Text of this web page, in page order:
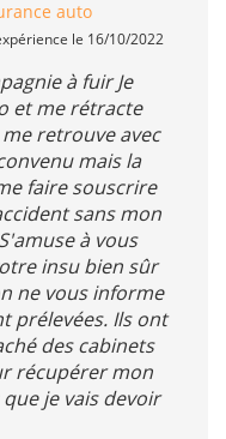
auto
le 16/10/2022
à fuir Je
et me rétracte
retrouve avec
mais la
faire souscrire
sans mon
à vous
insu bien sûr
ne vous informe
prélevées. Ils ont
des cabinets
récupérer mon
je vais devoir